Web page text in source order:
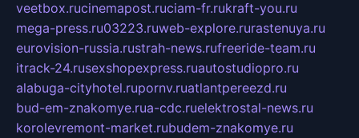
veetbox.rucinemapost.ruciam-fr.rukraft-you.ru
mega-press.ru03223.ruweb-explore.rurastenuya.ru
eurovision-russia.rustrah-news.rufreeride-team.ru
itrack-24.rusexshopexpress.ruautostudiopro.ru
alabuga-cityhotel.rupornv.ruatlantpereezd.ru
bud-em-znakomye.rua-cdc.ruelektrostal-news.ru
korolevremont-market.rubudem-znakomye.ru